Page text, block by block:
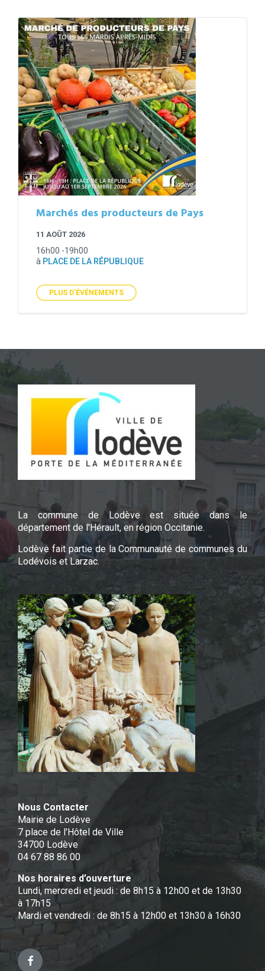
Marchés des producteurs de Pays
11 AOÛT 2026
16h00 -19h00
à PLACE DE LA RÉPUBLIQUE
PLUS D'ÉVÉNEMENTS
La commune de Lodève est située dans le
département de l'Hérault, en région Occitanie.
Lodève fait partie de la Communauté de communes du
Lodévois et Larzac.
Nous Contacter
Mairie de Lodève
7 place de l'Hôtel de Ville
34700 Lodève
04 67 88 86 00
Nos horaires d’ouverture
Lundi, mercredi et jeudi : de 8h15 à 12h00 et de 13h30
à 17h15
Mardi et vendredi : de 8h15 à 12h00 et 13h30 à 16h30
Facebook